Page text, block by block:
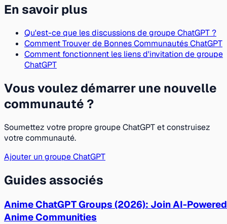
En savoir plus
Qu'est-ce que les discussions de groupe ChatGPT ?
Comment Trouver de Bonnes Communautés ChatGPT
Comment fonctionnent les liens d'invitation de groupe
ChatGPT
Vous voulez démarrer une nouvelle
communauté ?
Soumettez votre propre groupe ChatGPT et construisez
votre communauté.
Ajouter un groupe ChatGPT
Guides associés
Anime ChatGPT Groups (2026): Join AI-Powered
Anime Communities